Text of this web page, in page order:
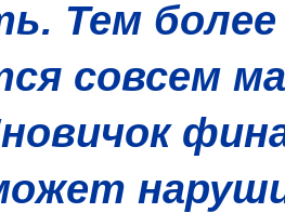
Тем
совсем